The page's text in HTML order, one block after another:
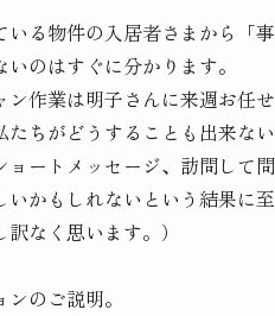
る物件の入居者さまから「
のはすぐに分かります。
作業は明子さんに来週お任
ちがどうすることも出来な
ョートメッセージ、訪問して
かもしれないという結果に至
なく思います。）
のご説明。